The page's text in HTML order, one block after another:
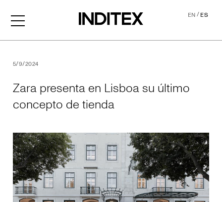
EN/ES
5/9/2024
Zara presenta en Lisboa su último
concepto de tienda